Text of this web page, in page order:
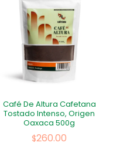
Café De Altura Cafetana
Tostado Intenso, Origen
Oaxaca 500g
$260.00